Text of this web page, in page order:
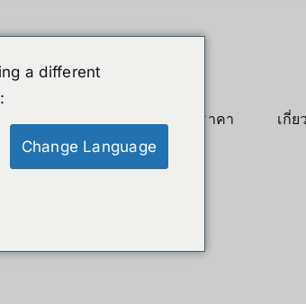
สินค้าลดราคา เกี่ย
a different
Change Language